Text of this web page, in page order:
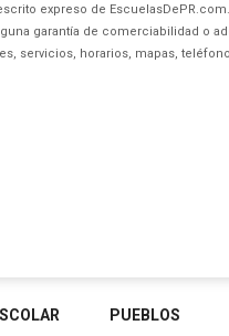
expreso de
garantía de comerciabilidad o
servicios, horarios, mapas,
PUEBLOS